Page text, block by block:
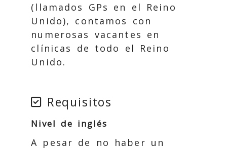
(llamados GPs en el Reino
Unido), contamos con
numerosas vacantes en
clínicas de todo el Reino
Unido.
Requisitos
Nivel de inglés
A pesar de no haber un